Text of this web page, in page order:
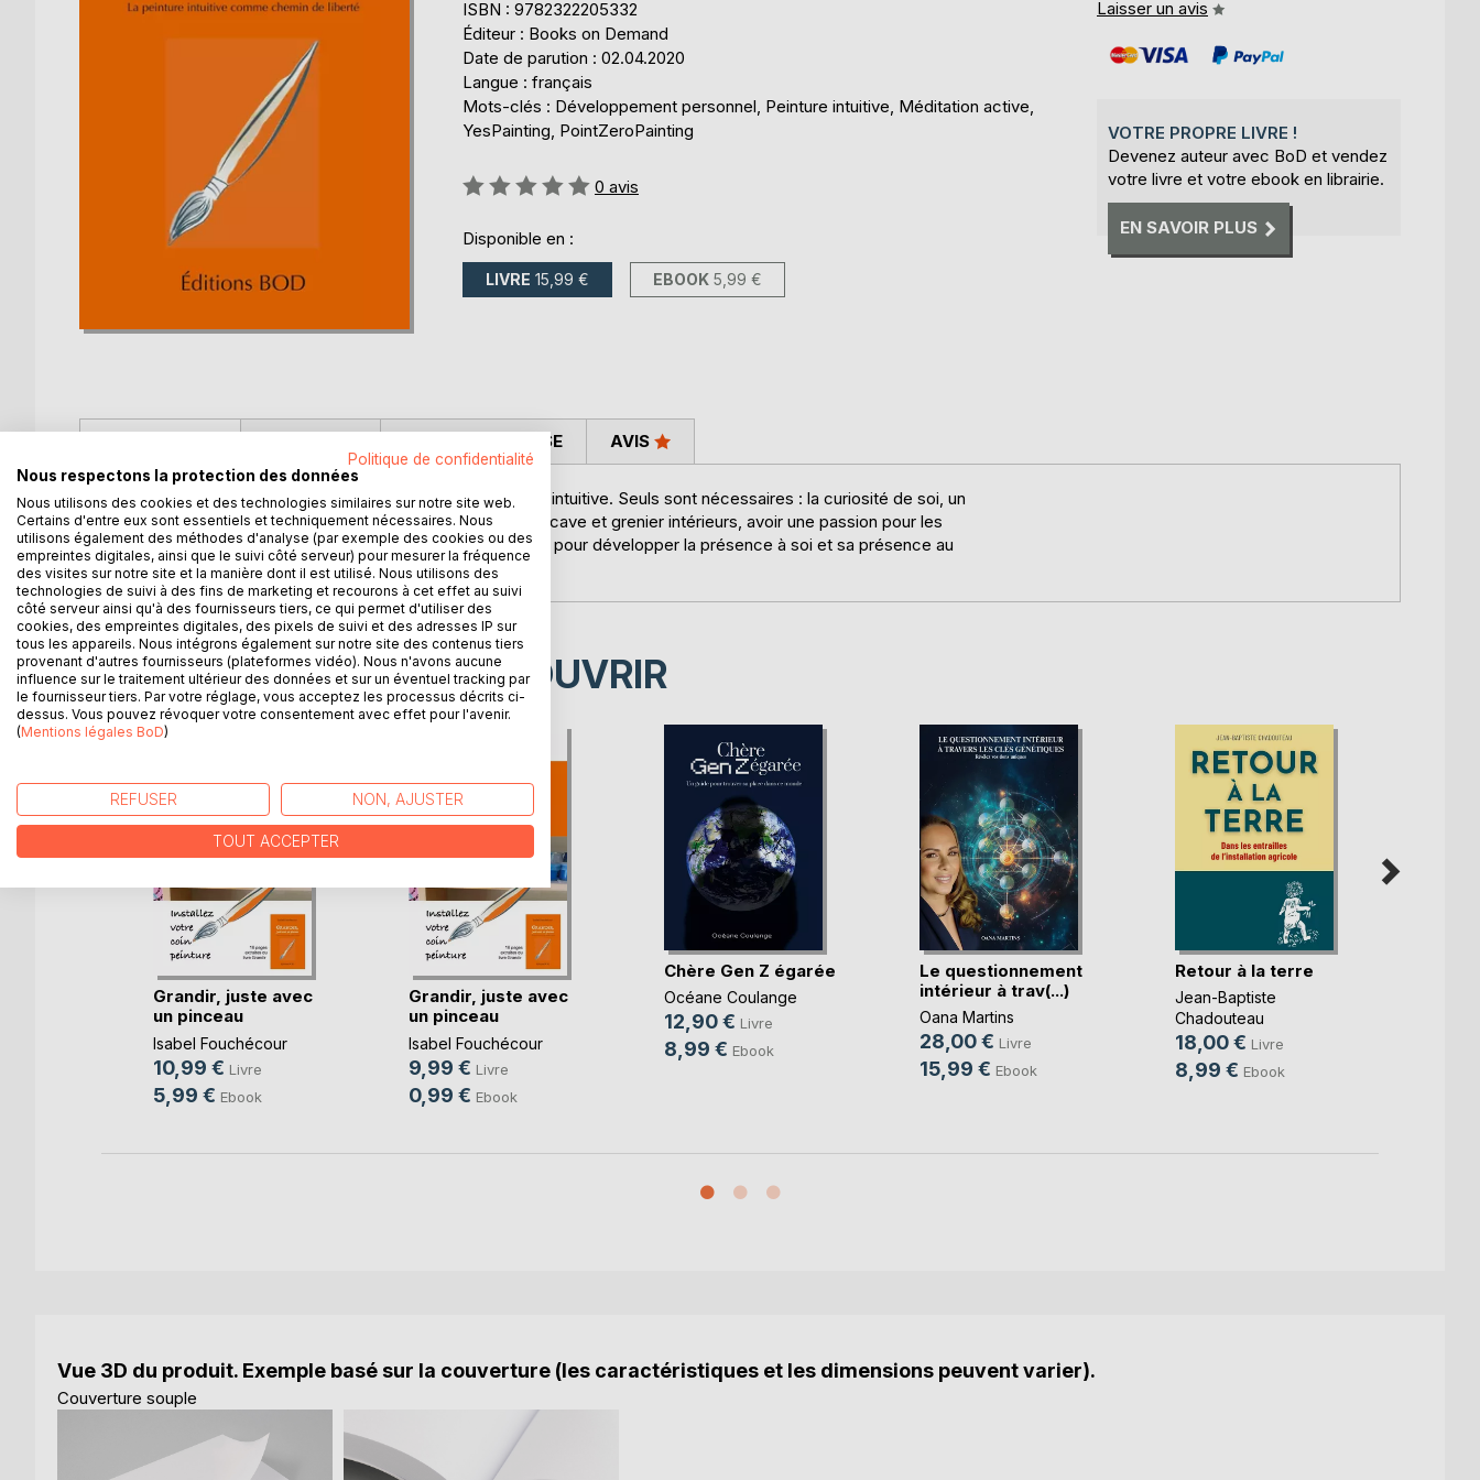
ISBN : 9782322205332
Éditeur : Books on Demand
Date de parution : 02.04.2020
Langue : français
Mots-clés : Développement personnel, Peinture intuitive, Méditation active,
YesPainting, PointZeroPainting
Évaluation:
0 avis
Disponible en :
LIVRE 15,99 € EBOOK 5,99 €
Laisser un avis
VOTRE PROPRE LIVRE !
Devenez auteur avec BoD et vendez
votre livre et votre ebook en librairie.
EN SAVOIR PLUS
Inutile de savoir tenir un pinceau pour pratiquer la peinture intuitive. Seuls sont nécessaires : la curiosité de soi, un
certain goût du risque, le profond désir de déstocker ses cave et grenier intérieurs, avoir une passion pour les
chemins de traverse... La peinture intuitive, c'est une voie pour développer la présence à soi et sa présence au
monde.
CRITIQUES PRESSE AVIS
D’AUTRES TITRES À DÉCOUVRIR
Grandir, juste avec
un pinceau
Isabel Fouchécour
10,99 € Livre
5,99 € Ebook
Grandir, juste avec
un pinceau
Isabel Fouchécour
9,99 € Livre
0,99 € Ebook
Chère Gen Z égarée
Océane Coulange
12,90 € Livre
8,99 € Ebook
Le questionnement
intérieur à trav(...)
Oana Martins
28,00 € Livre
15,99 € Ebook
Retour à la terre
Jean-Baptiste
Chadouteau
18,00 € Livre
8,99 € Ebook
Vue 3D du produit. Exemple basé sur la couverture (les caractéristiques et les dimensions peuvent varier).
Couverture souple
Politique de confidentialité
Nous respectons la protection des données
Nous utilisons des cookies et des technologies similaires sur notre site web.
Certains d'entre eux sont essentiels et techniquement nécessaires. Nous
utilisons également des méthodes d'analyse (par exemple des cookies ou des
empreintes digitales, ainsi que le suivi côté serveur) pour mesurer la fréquence
des visites sur notre site et la manière dont il est utilisé. Nous utilisons des
technologies de suivi à des fins de marketing et recourons à cet effet au suivi
côté serveur ainsi qu'à des fournisseurs tiers, ce qui permet d'utiliser des
cookies, des empreintes digitales, des pixels de suivi et des adresses IP sur
tous les appareils. Nous intégrons également sur notre site des contenus tiers
provenant d'autres fournisseurs (plateformes vidéo). Nous n'avons aucune
influence sur le traitement ultérieur des données et sur un éventuel tracking par
le fournisseur tiers. Par votre réglage, vous acceptez les processus décrits ci-
dessus. Vous pouvez révoquer votre consentement avec effet pour l'avenir.
(Mentions légales BoD)
REFUSER NON, AJUSTER
TOUT ACCEPTER